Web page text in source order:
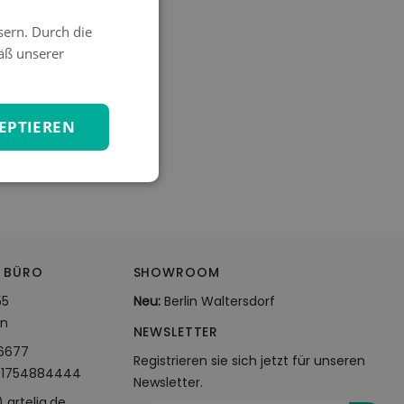
SHOWROOM
Neu: Berlin Waltersdorf
NEWSLETTER
Registrieren sie sich jetzt für unseren
Newsletter.
Durch die
unserer